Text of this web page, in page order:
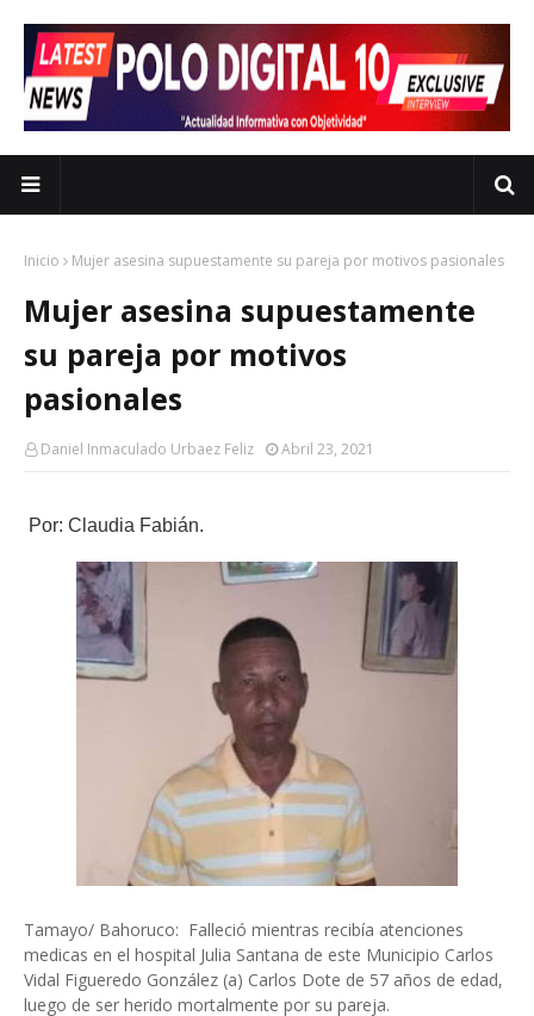
Inicio Mujer asesina supuestamente su pareja por motivos pasionales
Mujer asesina supuestamente
su pareja por motivos
pasionales
Daniel Inmaculado Urbaez Feliz Abril 23, 2021
Por: Claudia Fabián.
Tamayo/ Bahoruco: Falleció mientras recibía atenciones
medicas en el hospital Julia Santana de este Municipio Carlos
Vidal Figueredo González (a) Carlos Dote de 57 años de edad,
luego de ser herido mortalmente por su pareja.